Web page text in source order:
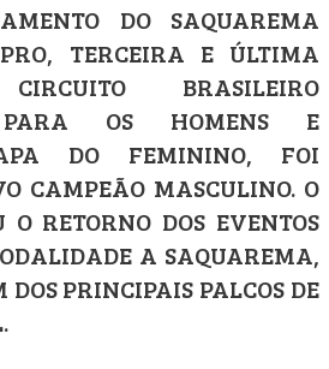
DO SAQUAREMA
TERCEIRA E ÚLTIMA
BRASILEIRO
PARA OS HOMENS E
DO FEMININO, FOI
CAMPEÃO MASCULINO. O
RETORNO DOS EVENTOS
A SAQUAREMA,
DOS PRINCIPAIS PALCOS DE